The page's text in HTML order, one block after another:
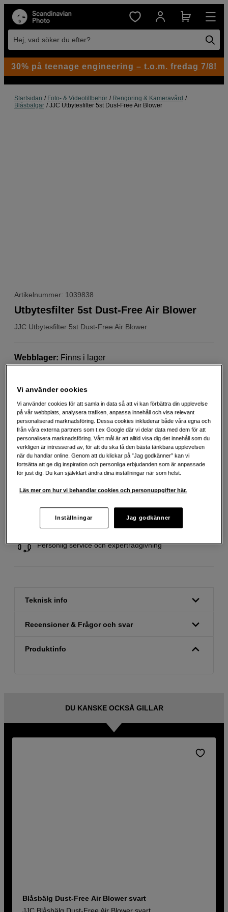
Hej, vad söker du efter?
Startsidan Foto- & Videotillbehör
Rengöring & Kameravård
Blåsbälgar
JJC Utbytesfilter 5st Dust-Free Air Blower
Artikelnummer: 1039838
JJC Utbytesfilter 5st Dust-Free Air Blower
Utbytesfilter 5st Dust-Free Air Blower
Webblager: Finns i lager
99 SEK
Handla tryggt med delbetalning eller faktura Info
Lägg i kundvagn
Personlig service och expertrådgivning
Teknisk info
Recensioner & Frågor och svar
Produktinfo
DU KANSKE OCKSÅ GILLAR
Blåsbälg Dust-Free Air Blower svart
JJC Blåsbälg Dust-Free Air Blower svart
30% på teenage engineering – t.o.m. fredag 7/8!
Vi använder cookies
Vi använder cookies för att samla in data så att vi kan förbättra din upplevelse
på vår webbplats, analysera trafiken, anpassa innehåll och visa relevant
personaliserad marknadsföring. Dessa cookies inkluderar både våra egna och
från våra externa partners som t.ex Google där vi delar data med dem för att
personalisera marknadsföring. Vårt mål är att alltid visa dig det innehåll som du
verkligen är intresserad av, för att du ska få den bästa tänkbara upplevelsen
när du handlar online. Genom att du klickar på ”Jag godkänner” kan vi
fortsätta att ge dig inspiration och personliga erbjudanden som är anpassade
för just dig. Du kan självklart ändra dina inställningar när som helst.
Läs mer om hur vi behandlar cookies och personuppgifter här.
Inställningar Jag godkänner